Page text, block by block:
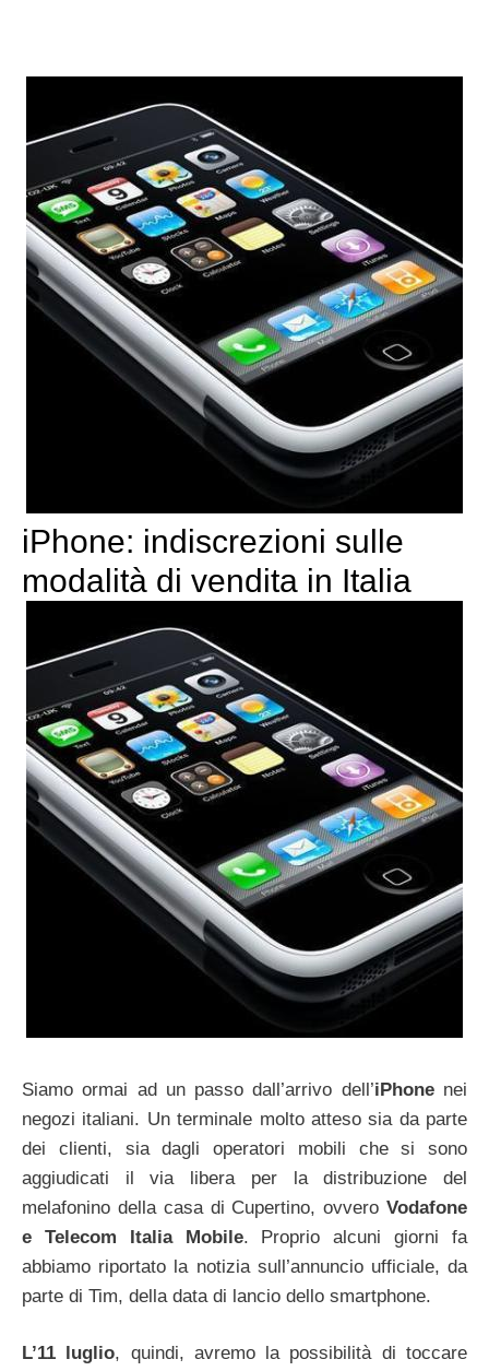
iPhone: indiscrezioni sulle
modalità di vendita in Italia
Siamo ormai ad un passo dall’arrivo dell’iPhonenei
negozi italiani. Un terminale molto atteso sia da parte
dei clienti, sia dagli operatori mobili che si sono
aggiudicati il via libera per la distribuzione del
melafonino della casa di Cupertino, ovvero Vodafone
e Telecom Italia Mobile. Proprio alcuni giorni fa
abbiamo riportato la notizia sull’annuncio ufficiale, da
parte di Tim, della data di lancio dello smartphone.
L’11 luglio, quindi, avremo la possibilità di toccare